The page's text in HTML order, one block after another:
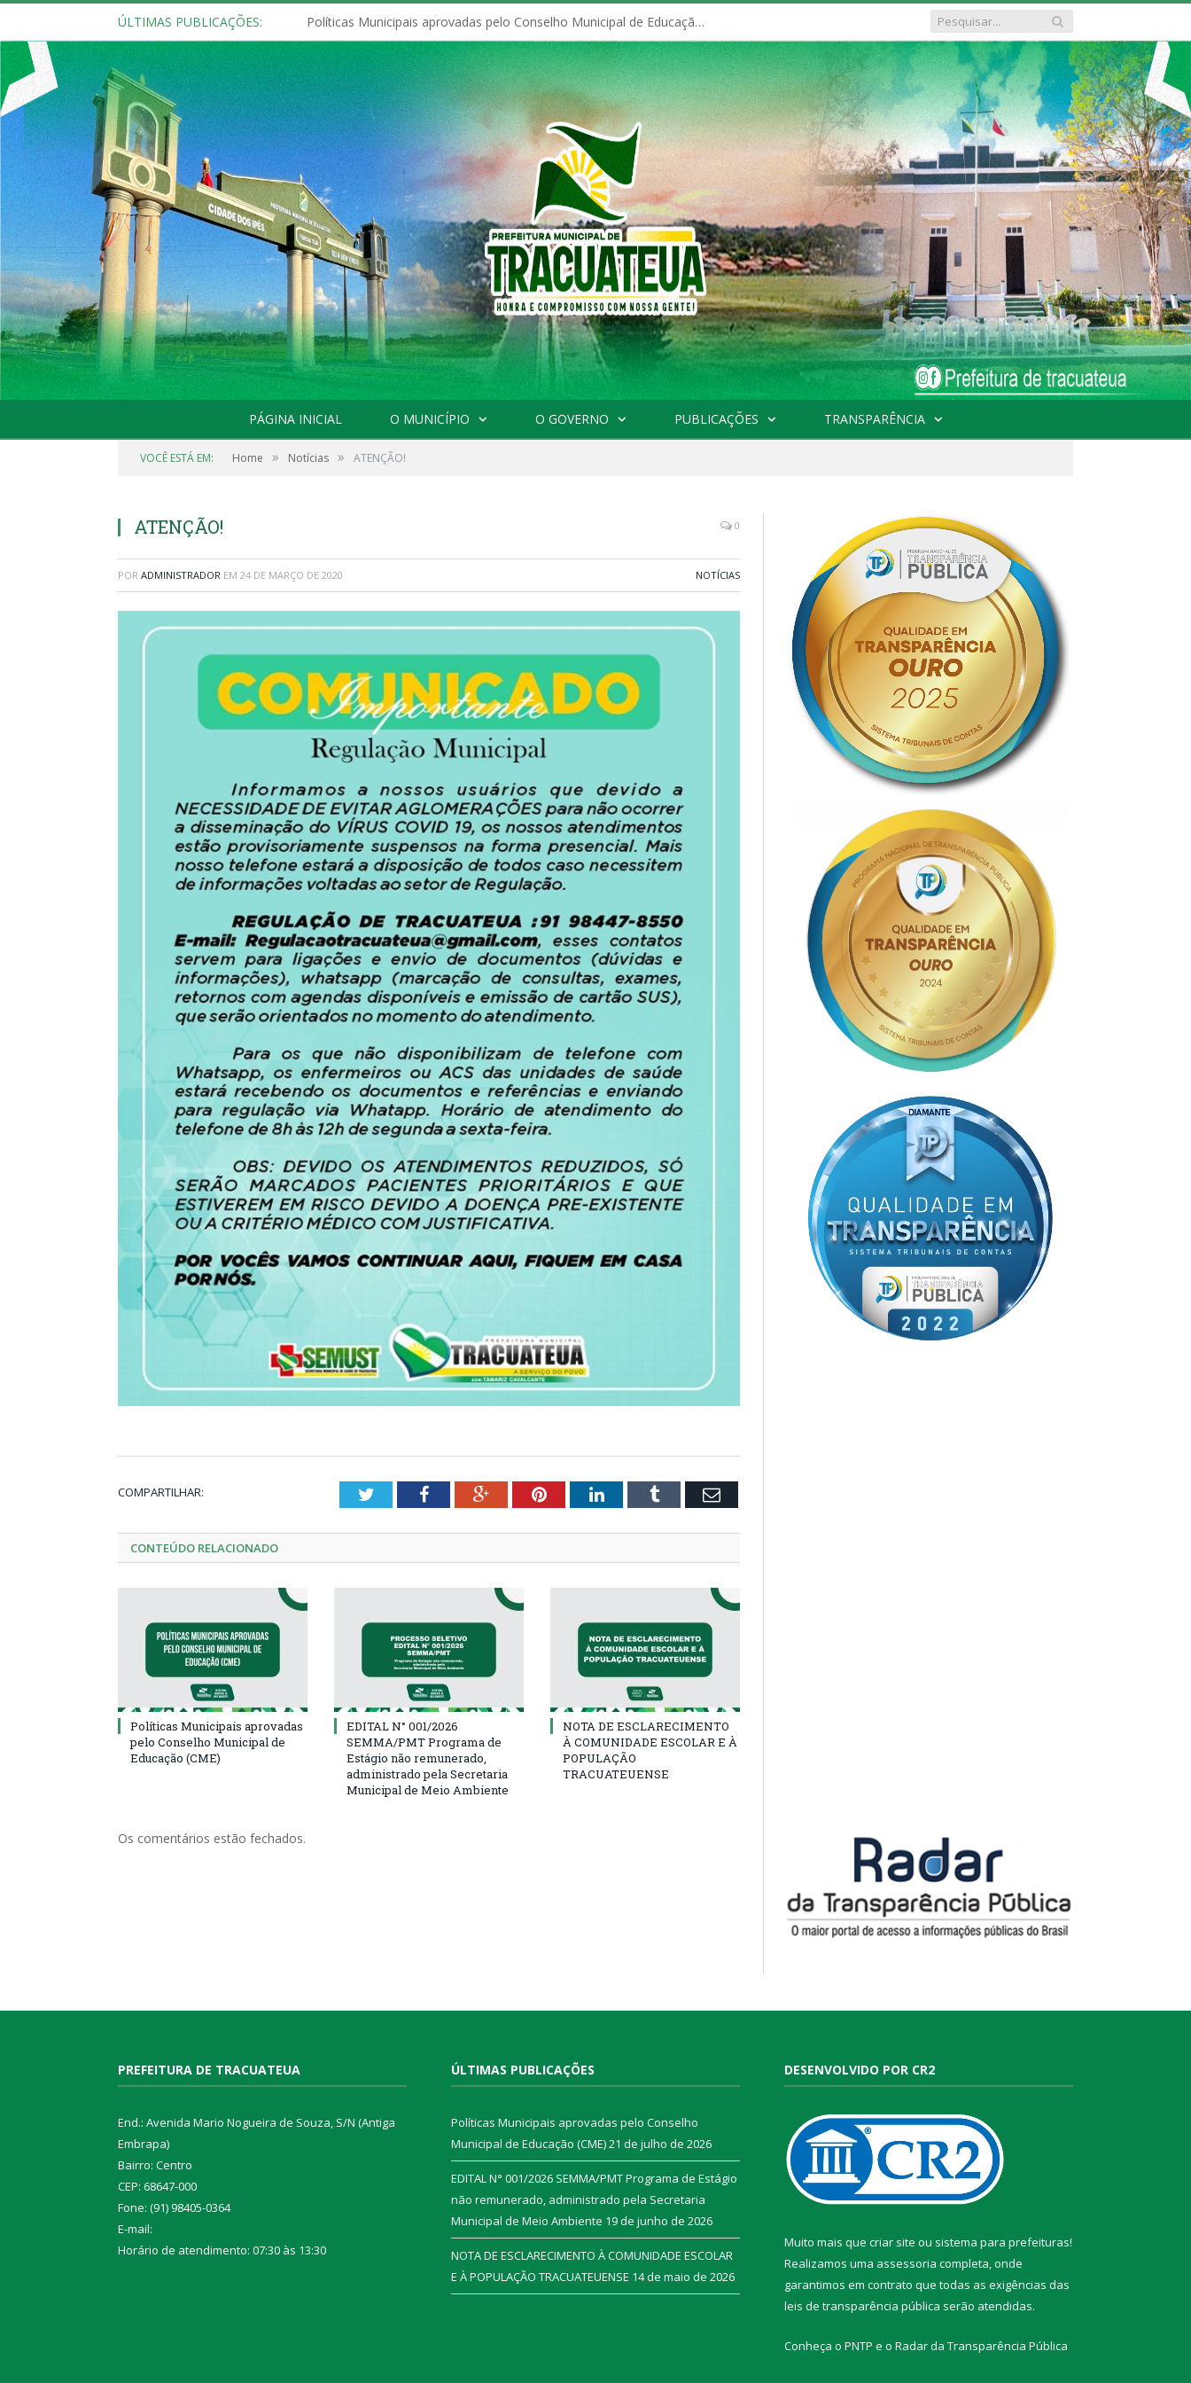
ÚLTIMAS PUBLICAÇÕES: Políticas Municipais aprovadas pelo Conselho Municipal de Educação (CME)
PÁGINA INICIAL O MUNICÍPIO O GOVERNO PUBLICAÇÕES TRANSPARÊNCIA
VOCÊ ESTÁ EM: Home » Notícias » ATENÇÃO!
ATENÇÃO! 0
POR ADMINISTRADOR EM 24 DE MARÇO DE 2020 NOTÍCIAS
COMPARTILHAR: TwitterFacebookGoogle+PinterestLinkedInTumblr Email
CONTEÚDO RELACIONADO
Políticas Municipais aprovadas
pelo Conselho Municipal de
Educação (CME)
EDITAL N° 001/2026
SEMMA/PMT Programa de
Estágio não remunerado,
administrado pela Secretaria
Municipal de Meio Ambiente
NOTA DE ESCLARECIMENTO
À COMUNIDADE ESCOLAR E À
POPULAÇÃO
TRACUATEUENSE
Os comentários estão fechados.
PREFEITURA DE TRACUATEUA
End.: Avenida Mario Nogueira de Souza, S/N (Antiga
Embrapa)
Bairro: Centro
CEP: 68647-000
Fone: (91) 98405-0364
E-mail:
Horário de atendimento: 07:30 às 13:30
ÚLTIMAS PUBLICAÇÕES
Políticas Municipais aprovadas pelo Conselho
Municipal de Educação (CME)21 de julho de 2026
EDITAL N° 001/2026 SEMMA/PMT Programa de Estágio
não remunerado, administrado pela Secretaria
Municipal de Meio Ambiente 19 de junho de 2026
NOTA DE ESCLARECIMENTO À COMUNIDADE ESCOLAR
E À POPULAÇÃO TRACUATEUENSE 14 de maio de 2026
DESENVOLVIDO POR CR2
Muito mais que criar site ou sistema para prefeituras!
Realizamos uma assessoria completa, onde
garantimos em contrato que todas as exigências das
leis de transparência pública serão atendidas.
Conheça o PNTP e o Radar da Transparência Pública